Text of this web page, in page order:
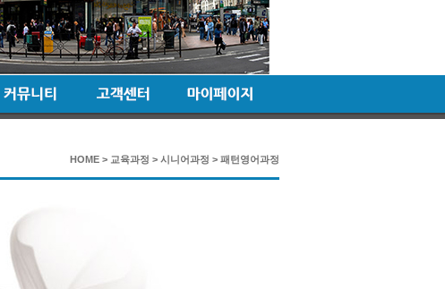
HOME > 교육과정 > 시니어과정 > 패턴영어과정